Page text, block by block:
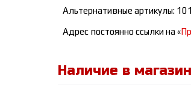
Альтернативные артикулы:
Адрес постоянно ссылки на «
Наличие в